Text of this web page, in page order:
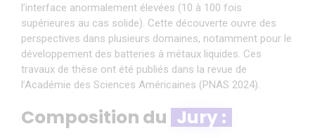
l’interface anormalement élevées (10 à 100 fois
supérieures au cas solide). Cette découverte ouvre des
perspectives dans plusieurs domaines, notamment pour le
développement des batteries à métaux liquides. Ces
travaux de thèse ont été publiés dans la revue de
l’Académie des Sciences Américaines (PNAS 2024).
Composition du Jury :